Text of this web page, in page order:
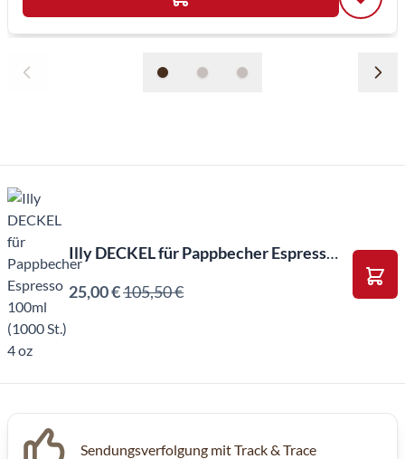
Illy DECKEL für Pappbecher Espresso 100ml (1000 St.) 4 oz
25,00 €105,50 € In
Sendungsverfolgung mit Track & Trace